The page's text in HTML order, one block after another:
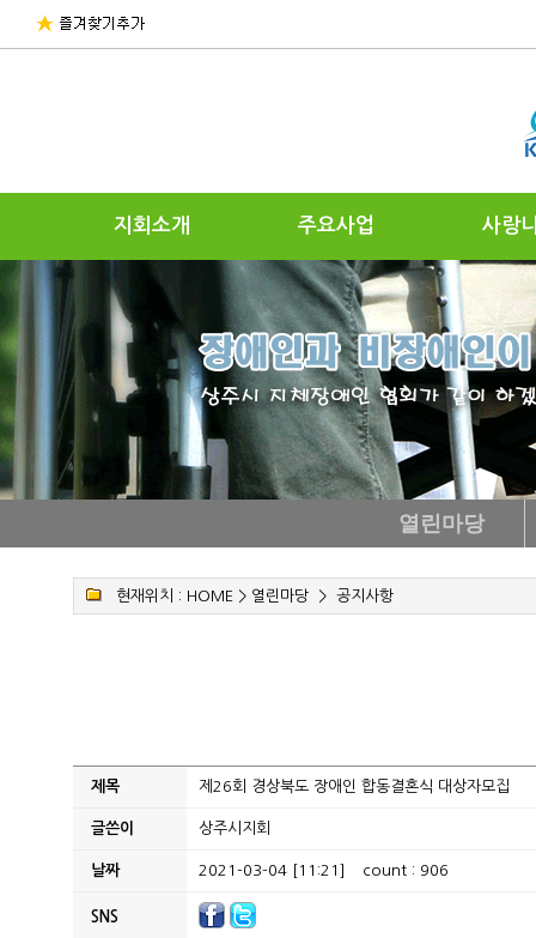
지회소개 주요사업 사랑
열린마당
현재위치 : HOME > 열린마당> 공지사항
제목 제26회 경상북도 장애인 합동결혼식 대상자모집
글쓴이 상주시지회
날짜 2021-03-04 [11:21] count : 906
SNS